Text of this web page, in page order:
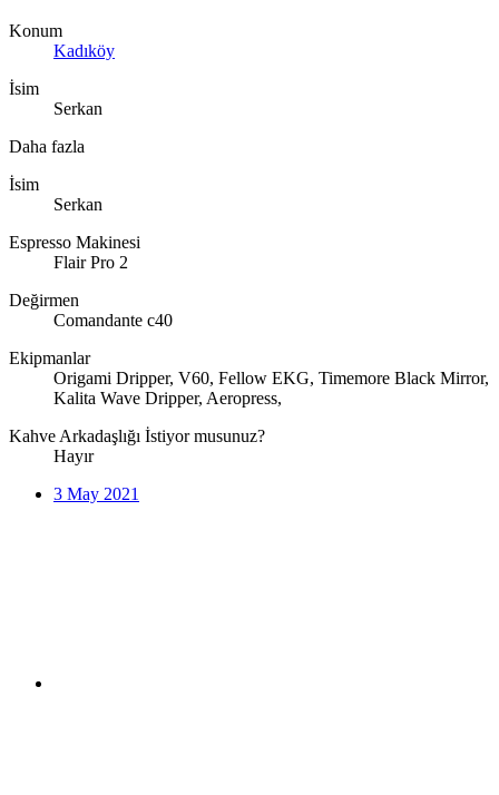
Konum
Kadıköy
İsim
Serkan
Daha fazla
İsim
Serkan
Espresso Makinesi
Flair Pro 2
Değirmen
Comandante c40
Ekipmanlar
Origami Dripper, V60, Fellow EKG, Timemore Black Mirror,
Kalita Wave Dripper, Aeropress,
Kahve Arkadaşlığı İstiyor musunuz?
Hayır
3 May 2021